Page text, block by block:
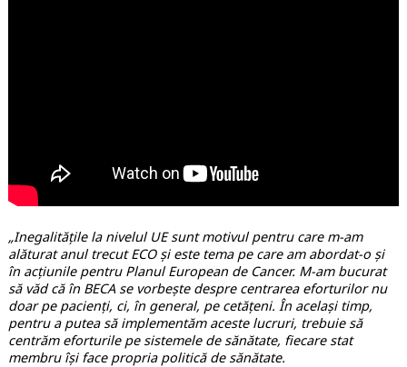
„Inegalitățile la nivelul UE sunt motivul pentru care m-am
alăturat anul trecut ECO și este tema pe care am abordat-o și
în acțiunile pentru Planul European de Cancer. M-am bucurat
să văd că în BECA se vorbește despre centrarea eforturilor nu
doar pe pacienți, ci, în general, pe cetățeni. În același timp,
pentru a putea să implementăm aceste lucruri, trebuie să
centrăm eforturile pe sistemele de sănătate, fiecare stat
membru își face propria politică de sănătate.